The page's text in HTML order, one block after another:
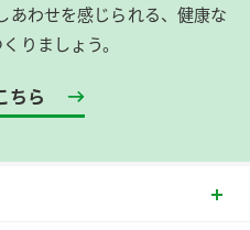
あわせを感じられる、健康な
りましょう。
ちら